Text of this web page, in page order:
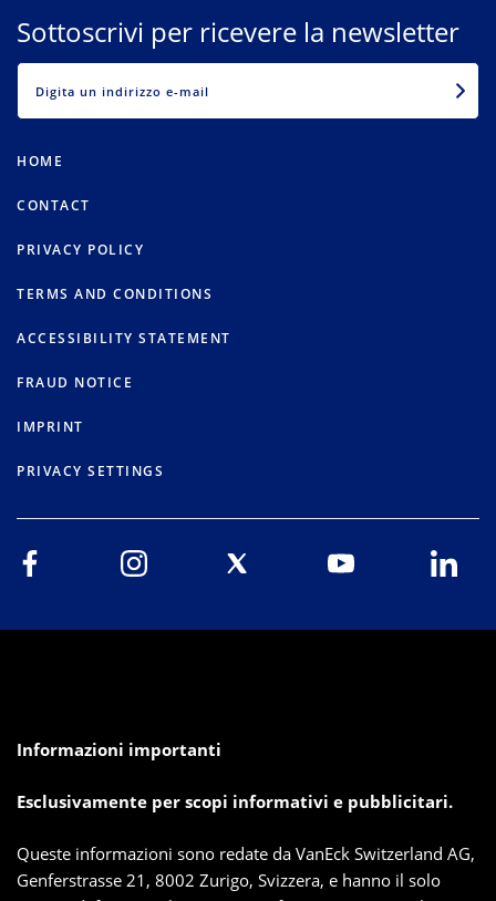
Sottoscrivi per ricevere la newsletter
HOME
CONTACT
PRIVACY POLICY
TERMS AND CONDITIONS
ACCESSIBILITY STATEMENT
FRAUD NOTICE
IMPRINT
PRIVACY SETTINGS
Informazioni importanti
Esclusivamente per scopi informativi e pubblicitari.
Queste informazioni sono redate da VanEck Switzerland AG,
Genferstrasse 21, 8002 Zurigo, Svizzera, e hanno il solo